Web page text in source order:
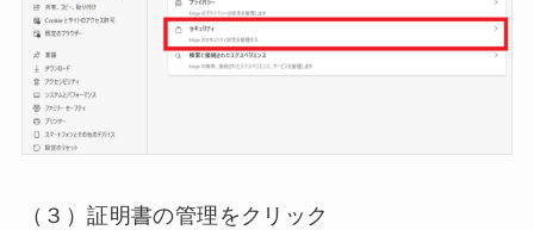
（３）証明書の管理をクリック